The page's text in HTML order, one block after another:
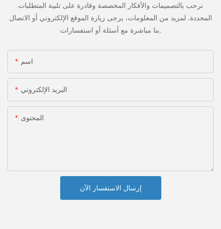
نرحب بالتصميمات والأفكار المخصصة وقادرة على تلبية المتطلبات
المحددة. لمزيد من المعلومات، يرجى زيارة الموقع الإلكتروني أو الاتصال
بنا مباشرة مع أسئلة أو استفسارات.
اسم
البريد الإلكتروني
المحتوى
إرسال الاستفسار الآن